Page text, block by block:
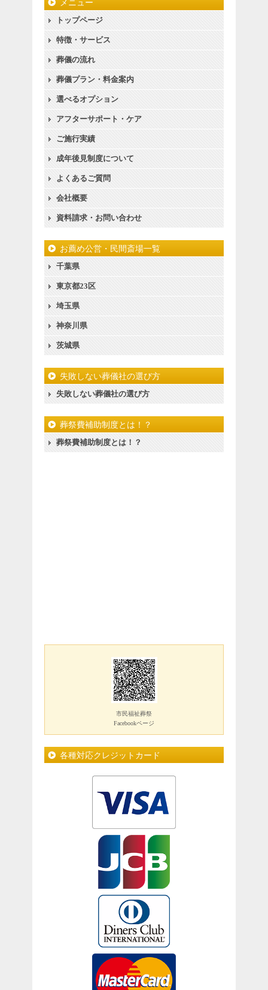
メニュー
トップページ
特徴・サービス
葬儀の流れ
葬儀プラン・料金案内
選べるオプション
アフターサポート・ケア
ご施行実績
成年後見制度について
よくあるご質問
会社概要
資料請求・お問い合わせ
お薦め公営・民間斎場一覧
千葉県
東京都23区
埼玉県
神奈川県
茨城県
失敗しない葬儀社の選び方
失敗しない葬儀社の選び方
葬祭費補助制度とは！？
葬祭費補助制度とは！？
市民福祉葬祭
Facebookページ
各種対応クレジットカード